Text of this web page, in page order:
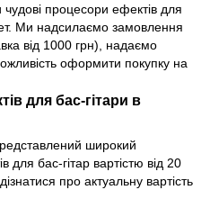
процесори ефектів для
Ми надсилаємо замовлення
від 1000 грн), надаємо
оформити покупку на
для бас-гітари в
широкий
для бас-гітар вартістю від 20
про актуальну вартість